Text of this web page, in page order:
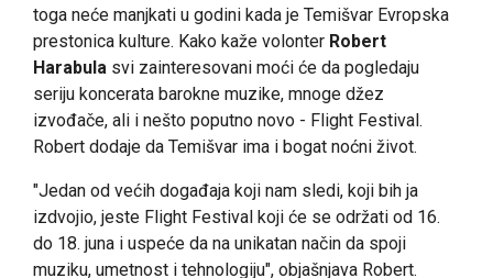
toga neće manjkati u godini kada je Temišvar Evropska
prestonica kulture. Kako kaže volonter Robert
Harabula svi zainteresovani moći će da pogledaju
seriju koncerata barokne muzike, mnoge džez
izvođače, ali i nešto poputno novo - Flight Festival.
Robert dodaje da Temišvar ima i bogat noćni život.
"Jedan od većih događaja koji nam sledi, koji bih ja
izdvojio, jeste Flight Festival koji će se održati od 16.
do 18. juna i uspeće da na unikatan način da spoji
muziku, umetnost i tehnologiju", objašnjava Robert.